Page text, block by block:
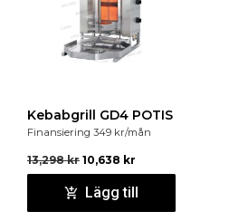
Kebabgrill GD4 POTIS
Finansiering 349 kr/mån
13,298kr 10,638 kr
Lägg till